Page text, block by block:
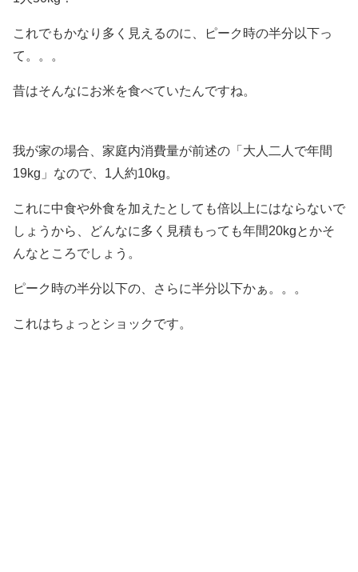
これでもかなり多く見えるのに、ピーク時の半分以下っ
て。。。
昔はそんなにお米を食べていたんですね。
我が家の場合、家庭内消費量が前述の「大人二人で年間
19kg」なので、1人約10kg。
これに中食や外食を加えたとしても倍以上にはならないで
しょうから、どんなに多く見積もっても年間20kgとかそ
んなところでしょう。
ピーク時の半分以下の、さらに半分以下かぁ。。。
これはちょっとショックです。